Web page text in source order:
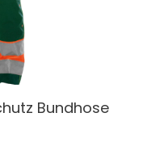
Bundhose